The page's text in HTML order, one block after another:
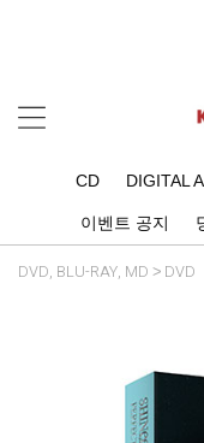
CD DIGITAL
이벤트 공지
DVD, BLU-RAY, MD DVD